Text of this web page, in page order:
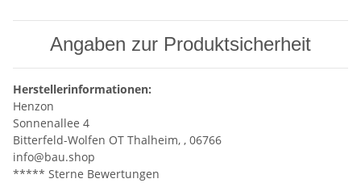
Angaben zur Produktsicherheit
Herstellerinformationen:
Henzon
Sonnenallee 4
Bitterfeld-Wolfen OT Thalheim, , 06766
info@bau.shop
***** Sterne Bewertungen